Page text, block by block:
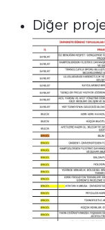
Diğer